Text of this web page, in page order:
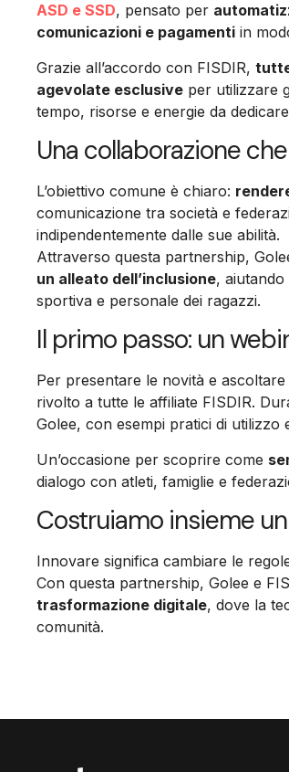
ASD e SSD, pensato per
comunicazioni e pagamenti in
Grazie all’accordo con FISDIR,
agevolate esclusive per utilizzare
tempo, risorse e energie da
Una collaborazione
L’obiettivo comune è chiaro:
comunicazione tra società e
indipendentemente dalle sue abilità.
Attraverso questa partnership,
un alleato dell’inclusione,
sportiva e personale dei ragazzi.
Il primo passo: un
Per presentare le novità e
rivolto a tutte le affiliate FISDIR.
Golee, con esempi pratici di
Un’occasione per scoprire come
dialogo con atleti, famiglie e
Costruiamo insieme
Innovare significa cambiare le
Con questa partnership, Golee e
trasformazione digitale, dove la
comunità.